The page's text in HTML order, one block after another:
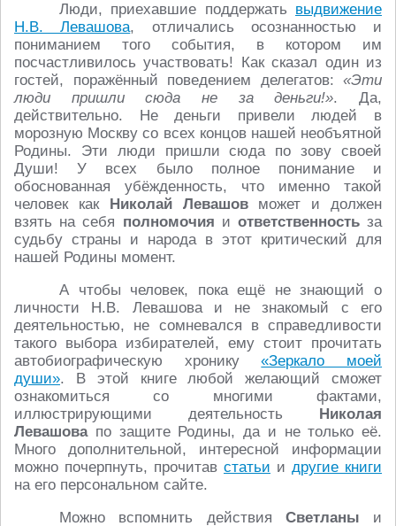
Люди, приехавшие поддержать выдвижение
Н.В. Левашова, отличались осознанностью и
пониманием того события, в котором им
посчастливилось участвовать! Как сказал один из
гостей, поражённый поведением делегатов: «Эти
люди пришли сюда не за деньги!». Да,
действительно. Не деньги привели людей в
морозную Москву со всех концов нашей необъятной
Родины. Эти люди пришли сюда по зову своей
Души! У всех было полное понимание и
обоснованная убёжденность, что именно такой
человек как Николай Левашовможет и должен
взять на себя полномочия и ответственностьза
судьбу страны и народа в этот критический для
нашей Родины момент.
А чтобы человек, пока ещё не знающий о
личности Н.В. Левашова и не знакомый с его
деятельностью, не сомневался в справедливости
такого выбора избирателей, ему стоит прочитать
автобиографическую хронику«Зеркало моей
души». В этой книге любой желающий сможет
ознакомиться со многими фактами,
иллюстрирующими деятельность Николая
Левашовапо защите Родины, да и не только её.
Много дополнительной, интересной информации
можно почерпнуть, прочитав статьи и другие книги
на его персональном сайте.
Можно вспомнить действия Светланы и